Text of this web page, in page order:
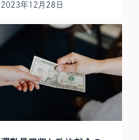
2023年12月28日